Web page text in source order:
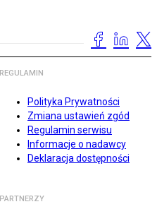
REGULAMIN
Polityka Prywatności
Zmiana ustawień zgód
Regulamin serwisu
Informacje o nadawcy
Deklaracja dostępności
PARTNERZY